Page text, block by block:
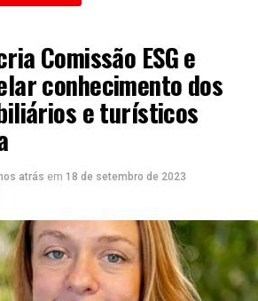
Comissão ESG e
conhecimento dos
e turísticos
atrás em 18 de setembro de 2023